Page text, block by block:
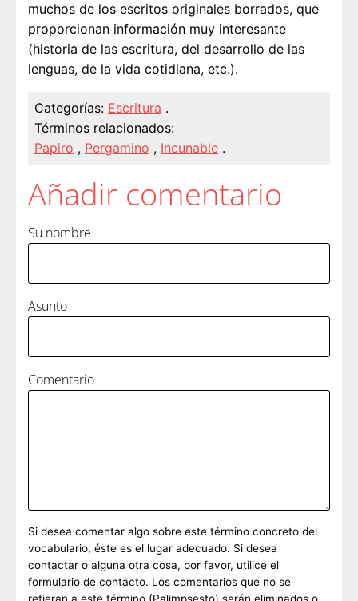
muchos de los escritos originales borrados, que
proporcionan información muy interesante
(historia de las escritura, del desarrollo de las
lenguas, de la vida cotidiana, etc.).
Categorías: Escritura .
Términos relacionados:
Papiro , Pergamino , Incunable .
Añadir comentario
Su nombre
Asunto
Comentario
Si desea comentar algo sobre este término concreto del
vocabulario, éste es el lugar adecuado. Si desea
contactar o alguna otra cosa, por favor, utilice el
formulario de contacto. Los comentarios que no se